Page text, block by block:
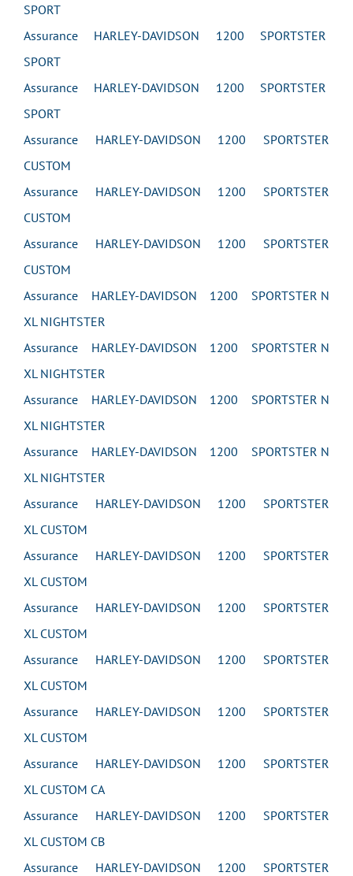
SPORT
Assurance HARLEY-DAVIDSON 1200 SPORTSTER
SPORT
Assurance HARLEY-DAVIDSON 1200 SPORTSTER
SPORT
Assurance HARLEY-DAVIDSON 1200 SPORTSTER
CUSTOM
Assurance HARLEY-DAVIDSON 1200 SPORTSTER
CUSTOM
Assurance HARLEY-DAVIDSON 1200 SPORTSTER
CUSTOM
Assurance HARLEY-DAVIDSON 1200 SPORTSTER N
XL NIGHTSTER
Assurance HARLEY-DAVIDSON 1200 SPORTSTER N
XL NIGHTSTER
Assurance HARLEY-DAVIDSON 1200 SPORTSTER N
XL NIGHTSTER
Assurance HARLEY-DAVIDSON 1200 SPORTSTER N
XL NIGHTSTER
Assurance HARLEY-DAVIDSON 1200 SPORTSTER
XL CUSTOM
Assurance HARLEY-DAVIDSON 1200 SPORTSTER
XL CUSTOM
Assurance HARLEY-DAVIDSON 1200 SPORTSTER
XL CUSTOM
Assurance HARLEY-DAVIDSON 1200 SPORTSTER
XL CUSTOM
Assurance HARLEY-DAVIDSON 1200 SPORTSTER
XL CUSTOM
Assurance HARLEY-DAVIDSON 1200 SPORTSTER
XL CUSTOM CA
Assurance HARLEY-DAVIDSON 1200 SPORTSTER
XL CUSTOM CB
Assurance HARLEY-DAVIDSON 1200 SPORTSTER